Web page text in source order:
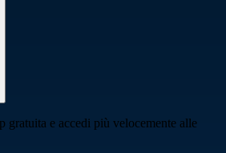
gratuita e accedi più velocemente alle